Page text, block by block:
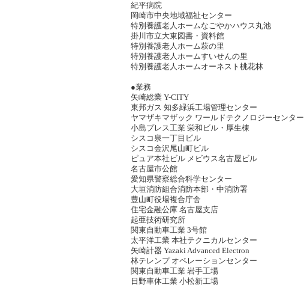
紀平病院
岡崎市中央地域福祉センター
特別養護老人ホームなごやかハウス丸池
掛川市立大東図書・資料館
特別養護老人ホーム萩の里
特別養護老人ホームすいせんの里
特別養護老人ホームオーネスト桃花林
●業務
矢崎総業 Y-CITY
東邦ガス 知多緑浜工場管理センター
ヤマザキマザック ワールドテクノロジーセンター
小島プレス工業 栄和ビル・厚生棟
シスコ泉一丁目ビル
シスコ金沢尾山町ビル
ピュア本社ビル メビウス名古屋ビル
名古屋市公館
愛知県警察総合科学センター
大垣消防組合消防本部・中消防署
豊山町役場複合庁舎
住宅金融公庫 名古屋支店
起亜技術研究所
関東自動車工業 3号館
太平洋工業 本社テクニカルセンター
矢崎計器 Yazaki Advanced Electron
林テレンプ オペレーションセンター
関東自動車工業 岩手工場
日野車体工業 小松新工場